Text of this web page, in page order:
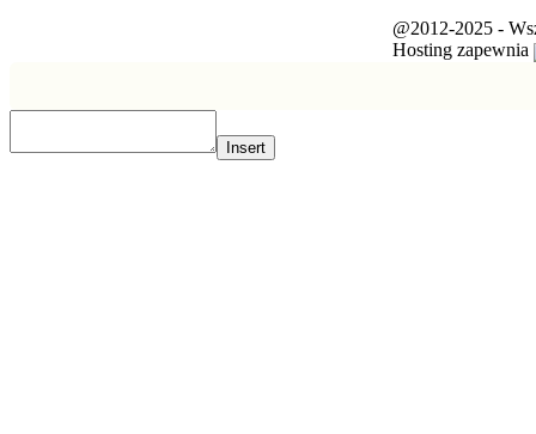
@2012-2025 -
Hosting zapewnia
Insert